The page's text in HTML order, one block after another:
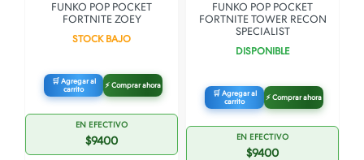
FUNKO POP POCKET
FORTNITE ZOEY
STOCK BAJO
🛒 Agregar al
carrito
⚡ Comprar ahora
EN EFECTIVO
$9400
FUNKO POP POCKET
FORTNITE TOWER RECON
SPECIALIST
DISPONIBLE
🛒 Agregar al
carrito
⚡ Comprar ahora
EN EFECTIVO
$9400